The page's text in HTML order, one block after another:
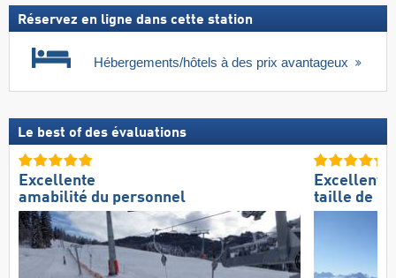
Réservez en ligne dans cette station
Hébergements/hôtels à des prix avantageux
Le best of des évaluations
Excellente
amabilité du personnel
Excellente
taille de